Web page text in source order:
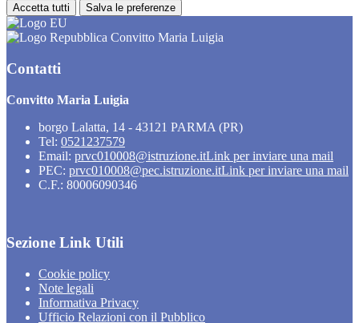
Accetta tutti Salva le preferenze
Convitto Maria Luigia
Contatti
Convitto Maria Luigia
borgo Lalatta, 14 - 43121 PARMA (PR)
Tel: 0521237579
Email: prvc010008@istruzione.itLink per inviare una mail
PEC: prvc010008@pec.istruzione.itLink per inviare una mail
C.F.: 80006090346
Sezione Link Utili
Cookie policy
Note legali
Informativa Privacy
Ufficio Relazioni con il Pubblico